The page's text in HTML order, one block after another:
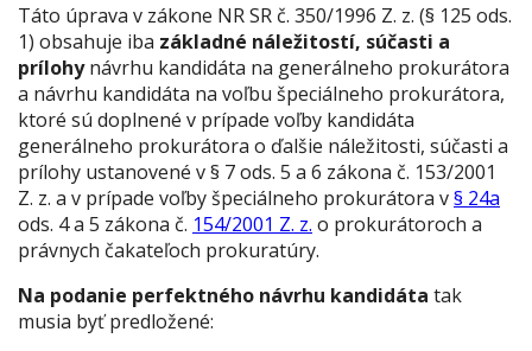
Táto úprava v zákone NR SR č. 350/1996 Z. z. (§ 125 ods.
1) obsahuje iba základné náležitostí, súčasti a
prílohynávrhu kandidáta na generálneho prokurátora
a návrhu kandidáta na voľbu špeciálneho prokurátora,
ktoré sú doplnené v prípade voľby kandidáta
generálneho prokurátora o ďalšie náležitosti, súčasti a
prílohy ustanovené v § 7 ods. 5 a 6 zákona č. 153/2001
Z. z. a v prípade voľby špeciálneho prokurátora v§ 24a
ods. 4 a 5 zákona č. 154/2001 Z. z. o prokurátoroch a
právnych čakateľoch prokuratúry.
Na podanie perfektného návrhu kandidáta tak
musia byť predložené: